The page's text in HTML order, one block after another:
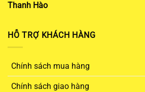
Thanh Hào
HỖ TRỢ KHÁCH HÀNG
Chính sách mua hàng
Chính sách giao hàng